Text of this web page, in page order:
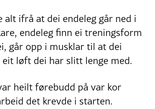
alt ifrå at dei endeleg går ned i
endeleg finn ei treningsform
går opp i musklar til at dei
eit løft dei har slitt lenge med.
heilt førebudd på var kor
det krevde i starten.